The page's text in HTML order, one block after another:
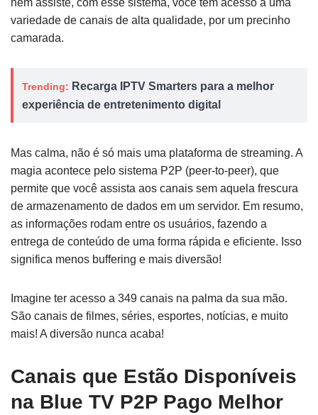
nem assiste, com esse sistema, você tem acesso a uma
variedade de canais de alta qualidade, por um precinho
camarada.
Trending: Recarga IPTV Smarters para a melhor
experiência de entretenimento digital
Mas calma, não é só mais uma plataforma de streaming. A
magia acontece pelo sistema P2P (peer-to-peer), que
permite que você assista aos canais sem aquela frescura
de armazenamento de dados em um servidor. Em resumo,
as informações rodam entre os usuários, fazendo a
entrega de conteúdo de uma forma rápida e eficiente. Isso
significa menos buffering e mais diversão!
Imagine ter acesso a 349 canais na palma da sua mão.
São canais de filmes, séries, esportes, notícias, e muito
mais! A diversão nunca acaba!
Canais que Estão Disponíveis
na Blue TV P2P Pago Melhor